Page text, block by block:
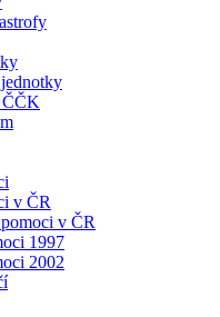
ČČK
v ČR
v ČR
1997
2002